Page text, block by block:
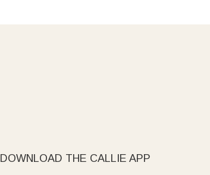
DOWNLOAD THE CALLIE APP